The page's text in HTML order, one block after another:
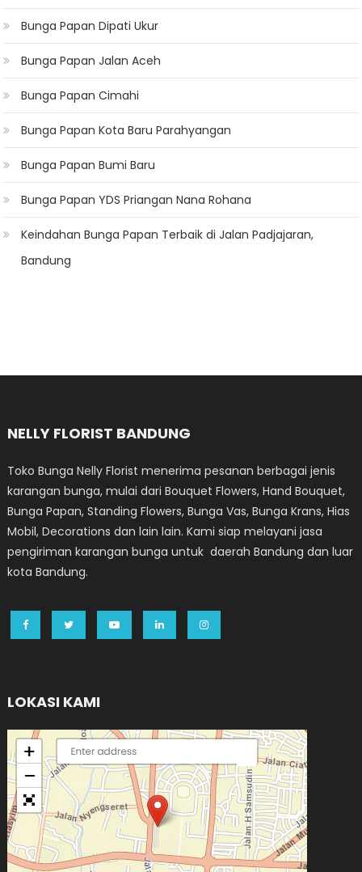
Bunga Papan Dipati Ukur
Bunga Papan Jalan Aceh
Bunga Papan Cimahi
Bunga Papan Kota Baru Parahyangan
Bunga Papan Bumi Baru
Bunga Papan YDS Priangan Nana Rohana
Keindahan Bunga Papan Terbaik di Jalan Padjajaran,
Bandung
NELLY FLORIST BANDUNG
Toko Bunga Nelly Florist menerima pesanan berbagai jenis
karangan bunga, mulai dari Bouquet Flowers, Hand Bouquet,
Bunga Papan, Standing Flowers, Bunga Vas, Bunga Krans, Hias
Mobil, Decorations dan lain lain. Kami siap melayani jasa
pengiriman karangan bunga untuk daerah Bandung dan luar
kota Bandung.
LOKASI KAMI